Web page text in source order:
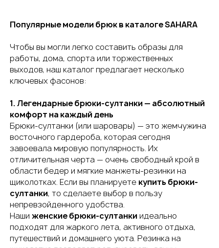
Популярные модели брюк в каталоге SAHARA
Чтобы вы могли легко составить образы для
работы, дома, спорта или торжественных
выходов, наш каталог предлагает несколько
ключевых фасонов:
1. Легендарные брюки-султанки — абсолютный
комфорт на каждый день
Брюки-султанки (или шаровары) — это жемчужина
восточного гардероба, которая сегодня
завоевала мировую популярность. Их
отличительная черта — очень свободный крой в
области бедер и мягкие манжеты-резинки на
щиколотках. Если вы планируете купить брюки-
султанки, то сделаете выбор в пользу
непревзойденного удобства.
Наши женские брюки-султанкиидеально
подходят для жаркого лета, активного отдыха,
путешествий и домашнего уюта. Резинка на